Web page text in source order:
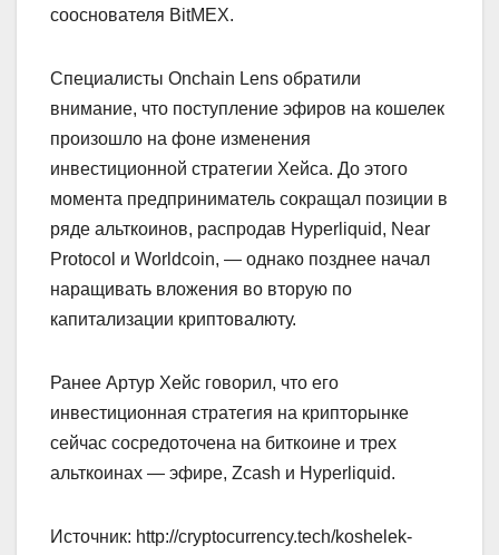
сооснователя BitMEX.
Специалисты Onchain Lens обратили
внимание, что поступление эфиров на кошелек
произошло на фоне изменения
инвестиционной стратегии Хейса. До этого
момента предприниматель сокращал позиции в
ряде альткоинов, распродав Hyperliquid, Near
Protocol и Worldcoin, — однако позднее начал
наращивать вложения во вторую по
капитализации криптовалюту.
Ранее Артур Хейс говорил, что его
инвестиционная стратегия на крипторынке
сейчас сосредоточена на биткоине и трех
альткоинах — эфире, Zcash и Hyperliquid.
Источник: http://cryptocurrency.tech/koshelek-